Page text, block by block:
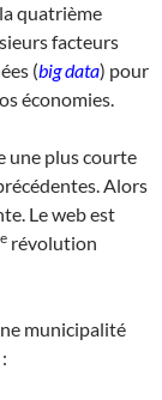
quatrième
facteurs
(big data) pour
économies.
une plus courte
Alors
Le web est
e révolution
municipalité